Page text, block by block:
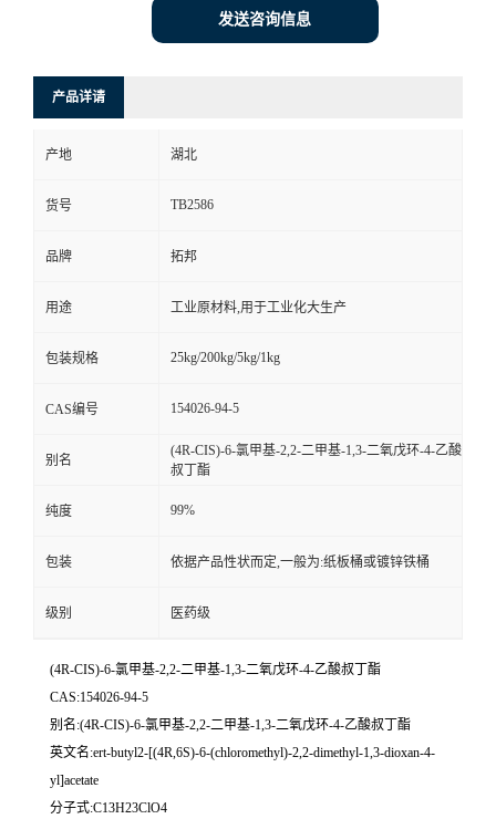
发送咨询信息
产品详请
产地 湖北
货号 TB2586
品牌 拓邦
用途 工业原材料,用于工业化大生产
包装规格 25kg/200kg/5kg/1kg
CAS编号 154026-94-5
别名
(4R-CIS)-6-氯甲基-2,2-二甲基-1,3-二氧戊环-4-乙酸
叔丁酯
纯度 99%
包装 依据产品性状而定,一般为:纸板桶或镀锌铁桶
级别 医药级
(4R-CIS)-6-氯甲基-2,2-二甲基-1,3-二氧戊环-4-乙酸叔丁酯
CAS:154026-94-5
别名:(4R-CIS)-6-氯甲基-2,2-二甲基-1,3-二氧戊环-4-乙酸叔丁酯
英文名:ert-butyl2-[(4R,6S)-6-(chloromethyl)-2,2-dimethyl-1,3-dioxan-4-
yl]acetate
分子式:C13H23ClO4